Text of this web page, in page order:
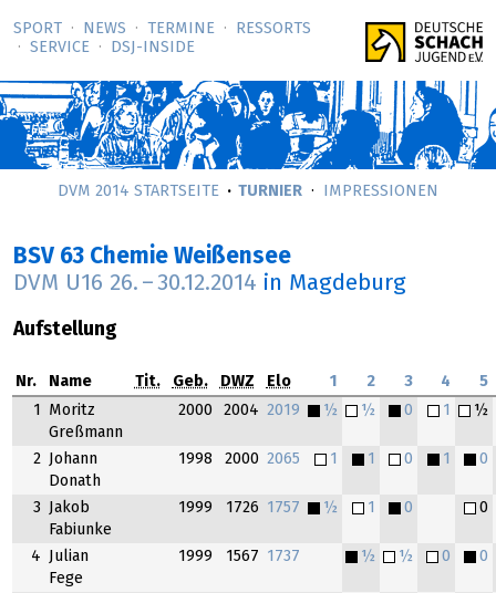
SPORT NEWS TERMINE
RESSORTS
SERVICE
DSJ-­INSIDE
DVM 2014 STARTSEITE TURNIER IMPRESSIONEN
BSV 63 Chemie Weißensee
DVM U16 26. – 30.12.2014 in Magdeburg
Aufstellung
Nr. Name Tit. Geb. DWZ Elo 1 2 3 4 5
1
Moritz
Greßmann
2000 2004 2019 ½ ½ 0 1 ½
2
Johann
Donath
1998 2000 2065 1 1 0 1 0
3
Jakob
Fabiunke
1999 1726 1757 ½ 1 0 0
4
Julian
Fege
1999 1567 1737 ½ ½ 0 0